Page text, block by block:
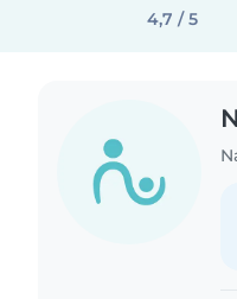
4,7 / 5